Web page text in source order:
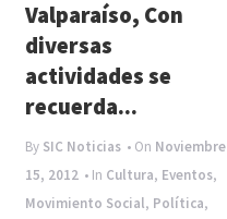
Valparaíso, Con
diversas
actividades se
recuerda...
By SIC Noticias • On Noviembre
15, 2012 • In Cultura, Eventos,
Movimiento Social, Política,